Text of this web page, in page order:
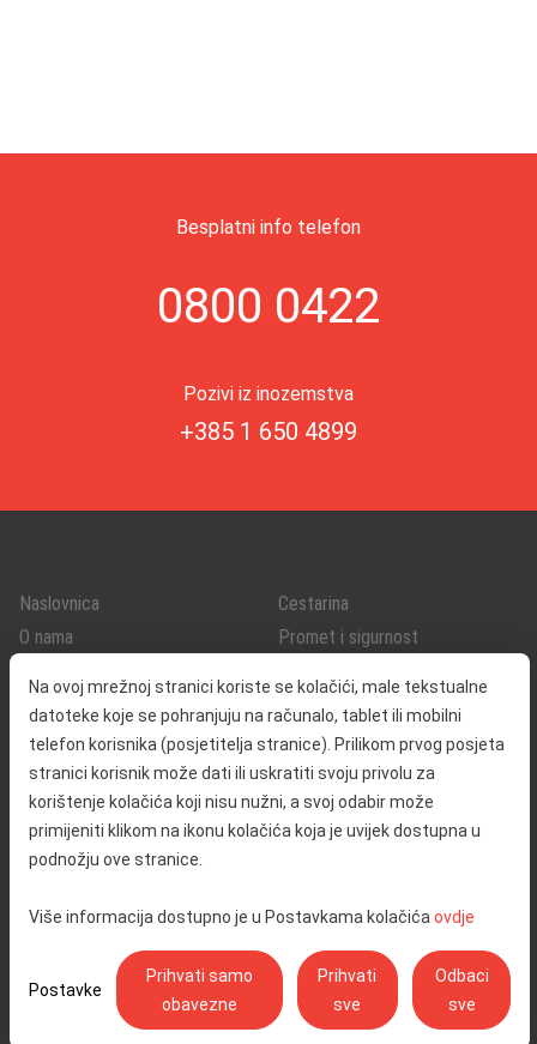
Na ovoj mrežnoj stranici koriste se kolačići, male tekstualne
datoteke koje se pohranjuju na računalo, tablet ili mobilni
telefon korisnika (posjetitelja stranice). Prilikom prvog posjeta
stranici korisnik može dati ili uskratiti svoju privolu za
korištenje kolačića koji nisu nužni, a svoj odabir može
primijeniti klikom na ikonu kolačića koja je uvijek dostupna u
podnožju ove stranice.
Više informacija dostupno je u Postavkama kolačića ovdje
Postavke
Prihvati samo
obavezne
Prihvati
sve
Odbaci
sve
Besplatni info telefon
0800 0422
Pozivi iz inozemstva
+385 1 650 4899
Naslovnica
O nama
Cestarina
Promet i sigurnost
Reklamacija
Javna nabava
Odnosi s javnošću
Društvena odgovornost
Izjava o pristupačnosti
Pravo na pristup informacijama
Ulica Stjepana Širole 4, 10 000 Zagreb - Hrvatske autoceste d.o.o.,